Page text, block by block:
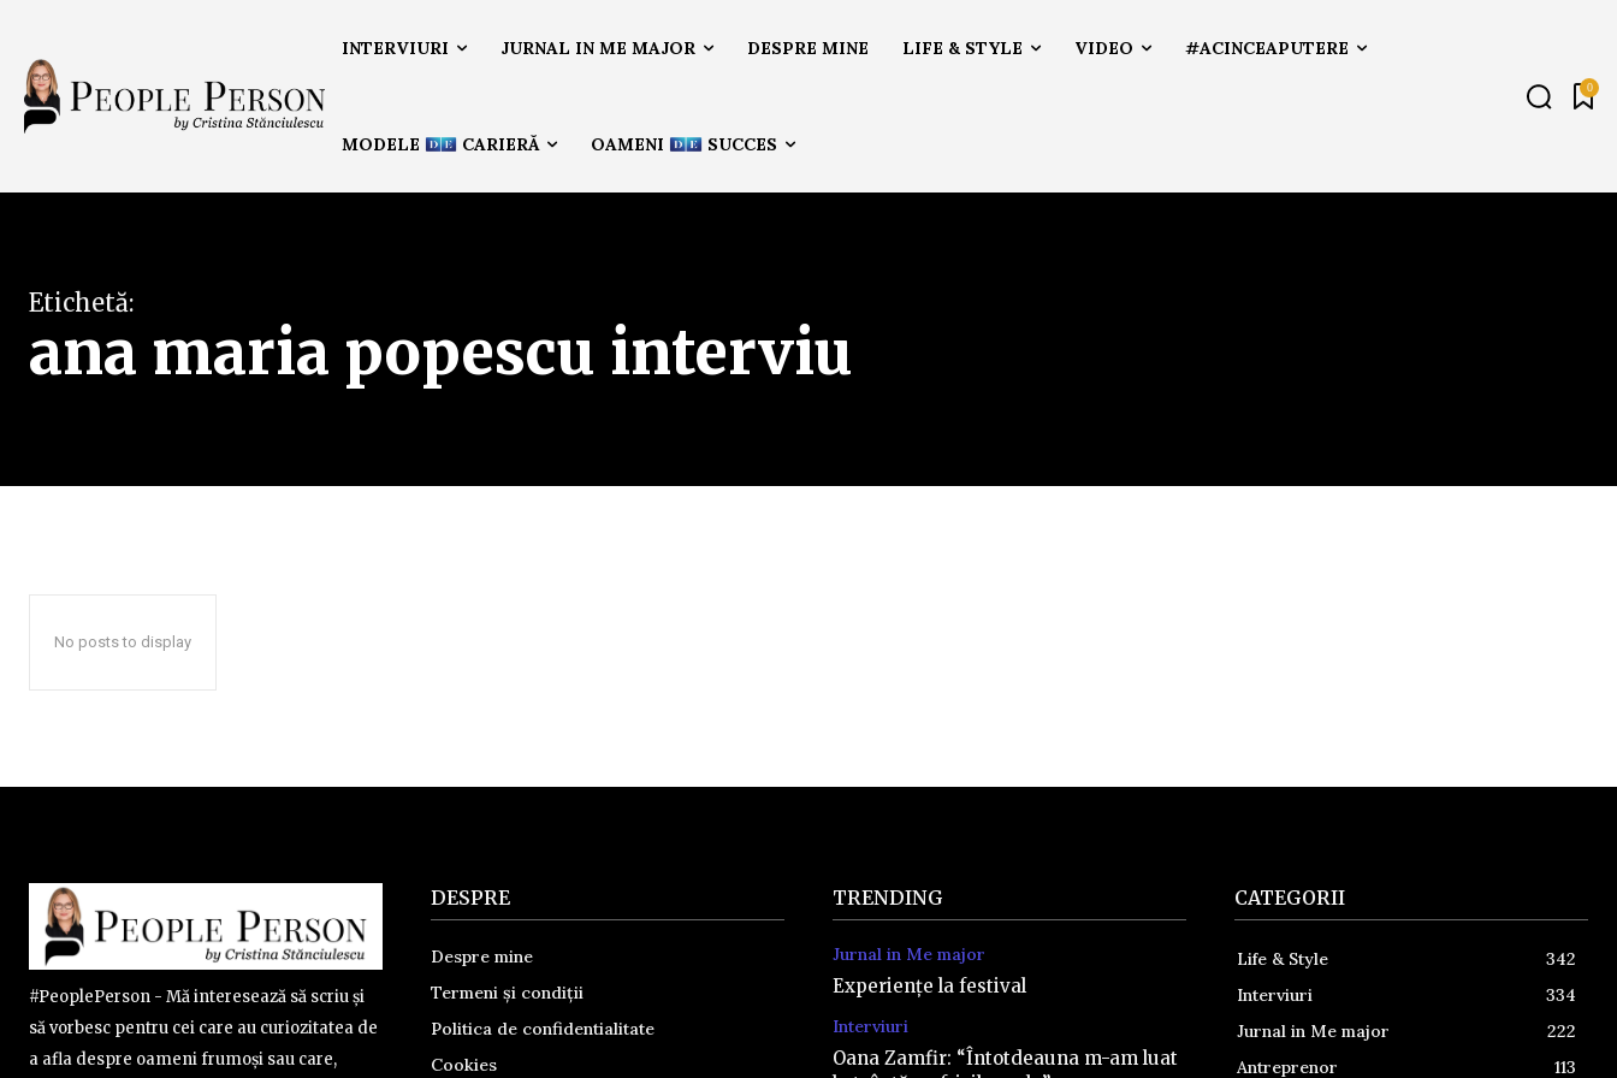
INTERVIURI JURNAL IN ME MAJOR DESPRE MINE LIFE & STYLE VIDEO #ACINCEAPUTERE
MODELE CARIERĂ OAMENI SUCCES
0
Etichetă:
ana maria popescu interviu
No posts to display
#PeoplePerson - Mă interesează să scriu și
să vorbesc pentru cei care au curiozitatea de
a afla despre oameni frumoși sau care,
DESPRE
Despre mine
Termeni și condiții
Politica de confidentialitate
Cookies
TRENDING
Jurnal in Me major
Experiențe la festival
Interviuri
Oana Zamfir: “Întotdeauna m-am luat
CATEGORII
Life & Style
342
Interviuri
334
Jurnal in Me major
222
Antreprenor
113